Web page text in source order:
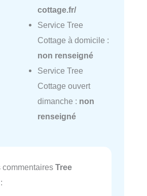
cottage.fr/
Service Tree
Cottage à domicile :
non renseigné
Service Tree
Cottage ouvert
dimanche : non
renseigné
commentaires Tree
: